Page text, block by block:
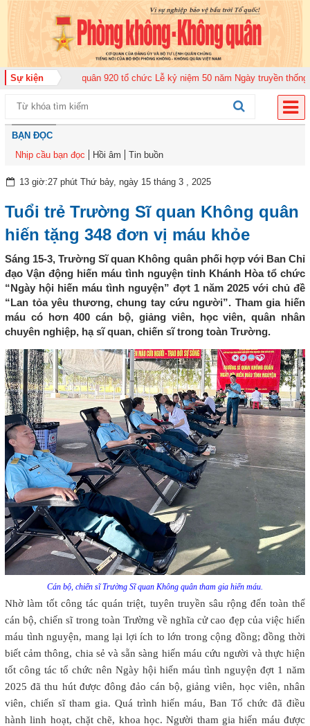
Sự kiện
đoàn Không quân 920 tổ chức Lễ kỷ niệm 50 năm Ngày truyền thống (12-
BẠN ĐỌC
Nhịp cầu bạn đọc
Hồi âm Tin buồn
13 giờ:27 phút Thứ bảy, ngày 15 tháng 3 , 2025
Tuổi trẻ Trường Sĩ quan Không quân
hiến tặng 348 đơn vị máu khỏe
Sáng 15-3, Trường Sĩ quan Không quân phối hợp với Ban Chỉ
đạo Vận động hiến máu tình nguyện tỉnh Khánh Hòa tổ chức
“Ngày hội hiến máu tình nguyện” đợt 1 năm 2025 với chủ đề
“Lan tỏa yêu thương, chung tay cứu người”. Tham gia hiến
máu có hơn 400 cán bộ, giảng viên, học viên, quân nhân
chuyên nghiệp, hạ sĩ quan, chiến sĩ trong toàn Trường.
Cán bộ, chiến sĩ Trường Sĩ quan Không quân tham gia hiến máu.
Nhờ làm tốt công tác quán triệt, tuyên truyền sâu rộng đến toàn thể
cán bộ, chiến sĩ trong toàn Trường về nghĩa cử cao đẹp của việc hiến
máu tình nguyện, mang lại lợi ích to lớn trong cộng đồng; đồng thời
biết cảm thông, chia sẻ và sẵn sàng hiến máu cứu người và thực hiện
tốt công tác tổ chức nên Ngày hội hiến máu tình nguyện đợt 1 năm
2025 đã thu hút được đông đảo cán bộ, giảng viên, học viên, nhân
viên, chiến sĩ tham gia. Quá trình hiến máu, Ban Tổ chức đã điều
hành linh hoạt, chặt chẽ, khoa học. Người tham gia hiến máu được